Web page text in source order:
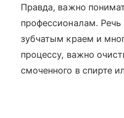
Правда, важно
профессионалам.
зубчатым краем и
процессу, важно
смоченного в спирте